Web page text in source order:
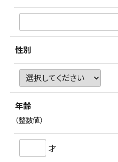
性別
年齢
（整数値）
才